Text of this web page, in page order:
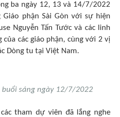
ba ngày 12, 13 và 14/7/2022
phận Sài Gòn với sự hiện
Nguyễn Tấn Tước và các linh
các giáo phận, cùng với 2 vị
Dòng tu tại Việt Nam.
buổi sáng ngày 12/7/2022
tham dự viên đã lắng nghe